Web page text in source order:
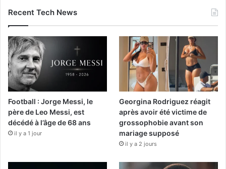
Recent Tech News
Football : Jorge Messi, le
père de Leo Messi, est
décédé à l’âge de 68 ans
il y a 1 jour
Georgina Rodriguez réagit
après avoir été victime de
grossophobie avant son
mariage supposé
il y a 2 jours